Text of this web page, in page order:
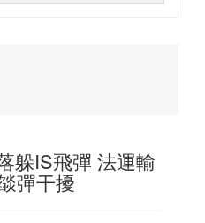
躲IS飛彈 法運輸
彈干擾